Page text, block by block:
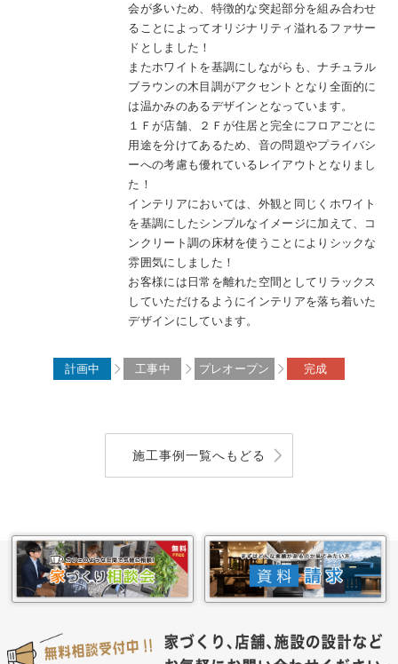
会が多いため、特徴的な突起部分を組み合わせ
ることによってオリジナリティ溢れるファサー
ドとしました！
またホワイトを基調にしながらも、ナチュラル
ブラウンの木目調がアクセントとなり全面的に
は温かみのあるデザインとなっています。
１Ｆが店舗、２Ｆが住居と完全にフロアごとに
用途を分けてあるため、音の問題やプライバシ
ーへの考慮も優れているレイアウトとなりまし
た！
インテリアにおいては、外観と同じくホワイト
を基調にしたシンプルなイメージに加えて、コ
ンクリート調の床材を使うことによりシックな
雰囲気にしました！
お客様には日常を離れた空間としてリラックス
していただけるようにインテリアを落ち着いた
デザインにしています。
計画中 工事中 プレオープン 完成
施工事例一覧へもどる